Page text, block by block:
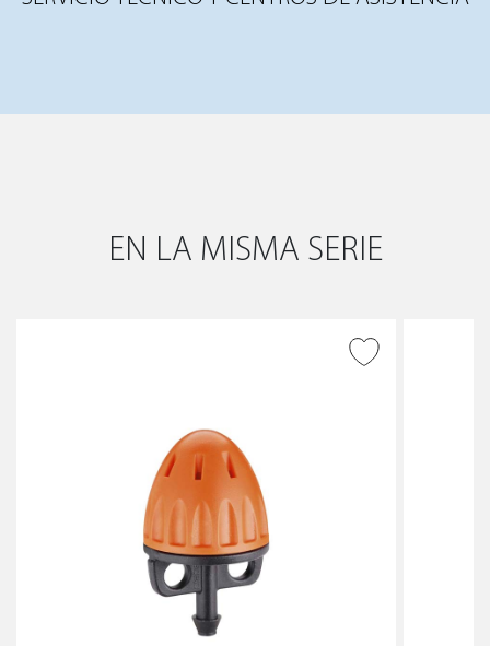
EN LA MISMA SERIE